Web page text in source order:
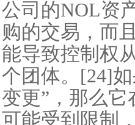
公司的NOL资
购的交易，而
能导致控制权
个团体。 [24]
变更”，那么
可能受到限制